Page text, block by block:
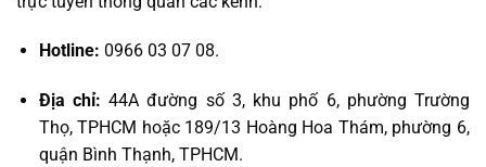
Hotline: 0966 03 07 08.
Địa chỉ:44A đường số 3, khu phố 6, phường Trường
Thọ, TPHCM hoặc 189/13 Hoàng Hoa Thám, phường 6,
quận Bình Thạnh, TPHCM.